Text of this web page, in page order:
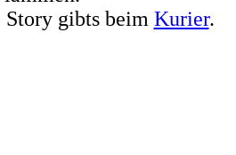
Story gibts beim Kurier.